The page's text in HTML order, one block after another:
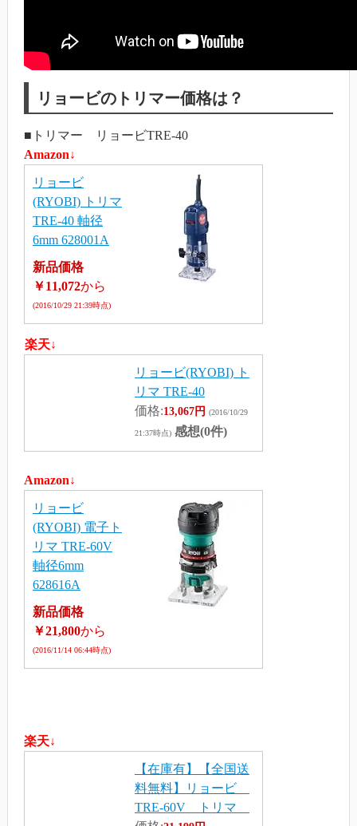
リョービのトリマー価格は？
■トリマー リョービTRE-40
Amazon↓
リョービ
(RYOBI) トリマ
TRE-40 軸径
6mm 628001A
新品価格
￥11,072から
(2016/10/29 21:39時点)
楽天↓
リョービ(RYOBI) ト
リマ TRE-40
価格:13,067円 (2016/10/29
21:37時点) 感想(0件)
Amazon↓
リョービ
(RYOBI) 電子ト
リマ TRE-60V
軸径6mm
628616A
新品価格
￥21,800から
(2016/11/14 06:44時点)
楽天↓
【在庫有】【全国送
料無料】リョービ
TRE-60V トリマ